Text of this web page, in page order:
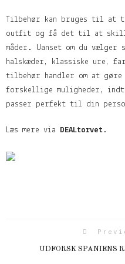
Tilbehør kan bruges til at
outfit og få det til at
måder. Uanset om du
halskæder, klassiske ure,
tilbehør handler om at
forskellige muligheder,
passer perfekt til din
Læs mere via DEALtorvet .
UDFORSK SPANIENS